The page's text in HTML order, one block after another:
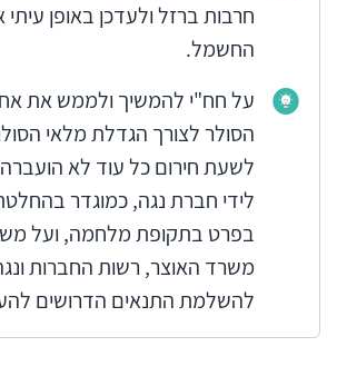
חרבות ברזל ולעדכן באופן
החשמל.
על חח"י להמשיך ולממש את
הסולר לצורך הגדלת מלאי
לשעת חירום כל עוד לא
לידי חברת נגה, כמוגדר
בפרט בתקופת מלחמה, ועל
משרד האוצר, רשות החברות
להשלמת התנאים הדרושים